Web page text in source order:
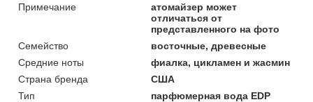
Примечание
атомайзер может
отличаться от
представленного на фото
Семейство
восточные, древесные
Средние ноты
фиалка, цикламен и жасмин
Страна бренда
США
Тип
парфюмерная вода EDP